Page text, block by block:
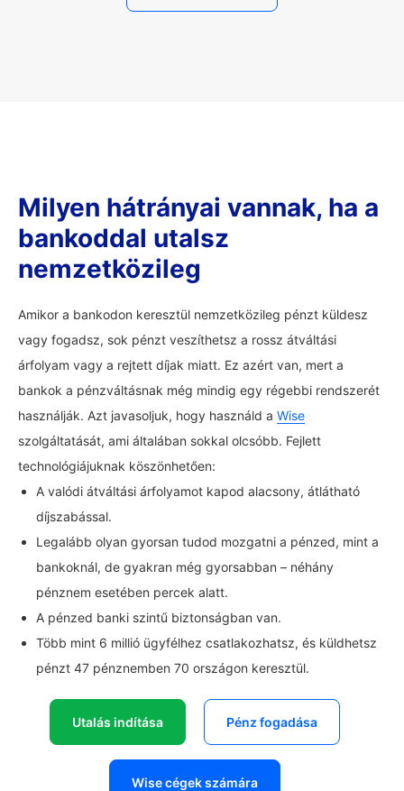
Milyen hátrányai vannak, ha a
bankoddal utalsz
nemzetközileg
Amikor a bankodon keresztül nemzetközileg pénzt küldesz
vagy fogadsz, sok pénzt veszíthetsz a rossz átváltási
árfolyam vagy a rejtett díjak miatt. Ez azért van, mert a
bankok a pénzváltásnak még mindig egy régebbi rendszerét
használják. Azt javasoljuk, hogy használd a Wise
szolgáltatását, ami általában sokkal olcsóbb. Fejlett
technológiájuknak köszönhetően:
A valódi átváltási árfolyamot kapod alacsony, átlátható
díjszabással.
Legalább olyan gyorsan tudod mozgatni a pénzed, mint a
bankoknál, de gyakran még gyorsabban – néhány
pénznem esetében percek alatt.
A pénzed banki szintű biztonságban van.
Több mint 6 millió ügyfélhez csatlakozhatsz, és küldhetsz
pénzt 47 pénznemben 70 országon keresztül.
Utalás indítása Pénz fogadása
Wise cégek számára